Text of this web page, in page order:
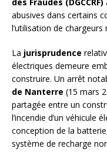
abusives dans certains
l’utilisation de
La jurisprudence
électriques demeure
construire. Un arrêt
de Nanterre (15 mars
partagée entre un
l’incendie d’un véhicule
conception de la
système de recharge